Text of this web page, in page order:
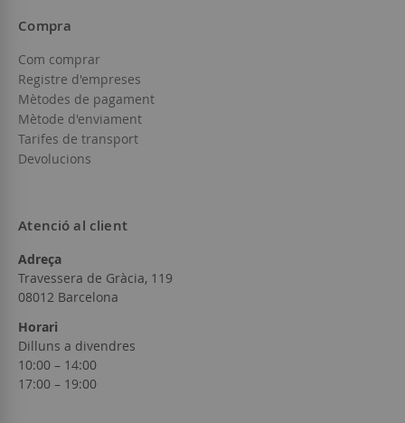
Compra
Com comprar
Registre d'empreses
Mètodes de pagament
Mètode d'enviament
Tarifes de transport
Devolucions
Atenció al client
Adreça
Travessera de Gràcia, 119
08012 Barcelona
Horari
Dilluns a divendres
10:00 – 14:00
17:00 – 19:00